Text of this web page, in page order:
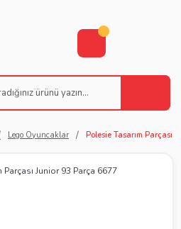
Lego Oyuncaklar Polesie Tasarım Parçası